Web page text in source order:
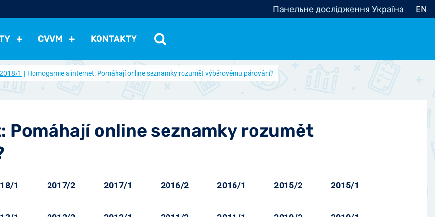
Панельне дослідження Україна EN
Sociální politika
CVVM KONTAKTY
2018/1 Homogamie a internet: Pomáhají online seznamky rozumět výběrovému párování?
Pomáhají online seznamky rozumět
1 2017/2 2017/1 2016/2 2016/1 2015/2 2015/1